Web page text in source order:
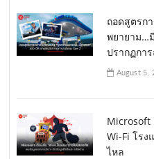
ถอดสูตรก
พยายาม…
ปรากฏกา
August 5,
Microsoft
Wi-Fi โร
ไหล